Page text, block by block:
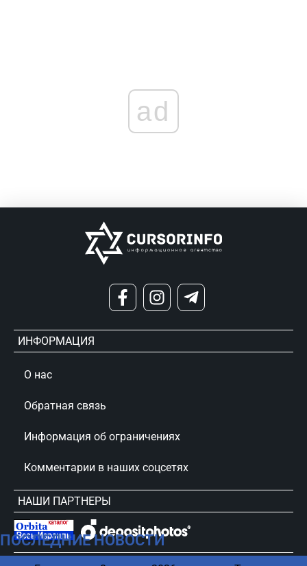
ПОСЛЕДНИЕ НОВОСТИ
ad
ИНФОРМАЦИЯ
О нас
Обратная связь
Информация об ограничениях
Комментарии в наших соцсетях
НАШИ ПАРТНЕРЫ